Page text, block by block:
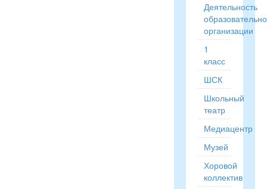
Деятельность
организации
1
класс
ШСК
Школьный
театр
Медиацентр
Музей
Хоровой
коллектив